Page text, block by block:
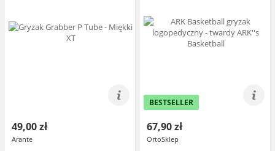
49,00 zł
Arante
BESTSELLER
67,90 zł
OrtoSklep